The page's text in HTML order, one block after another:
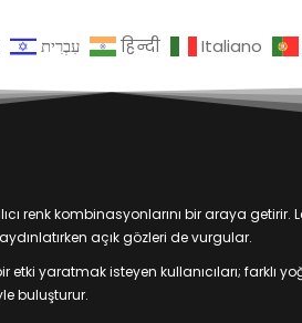
עִבְרִית हिन्दी Italiano
renk kombinasyonlarını bir araya getirir.
açık gözleri de vurgular.
yaratmak isteyen kullanıcıları; farklı
buluşturur.